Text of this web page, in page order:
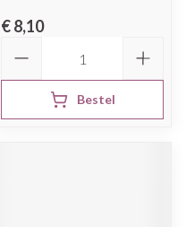
€ 8,10
Bestel